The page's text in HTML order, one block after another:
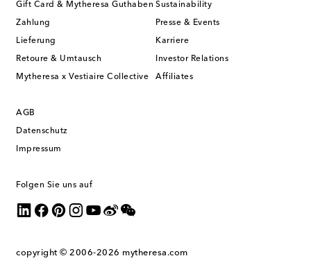
Gift Card & Mytheresa Guthaben
Zahlung
Lieferung
Retoure & Umtausch
Mytheresa x Vestiaire Collective
Sustainability
Presse & Events
Karriere
Investor Relations
Affiliates
AGB
Datenschutz
Impressum
Folgen Sie uns auf
copyright © 2006-2026 mytheresa.com